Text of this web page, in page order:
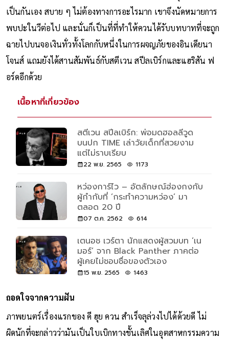
เป็นกันเอง สบาย ๆ ไม่ต้องทางการอะไรมาก เขาจึงนัดหมายการ
พบปะในวีต่อไป และนั่นก็เป็นที่ที่ทำให้ควนได้รับบทบาทที่จะถูก
ฉายไปบนจอเงินทั่วทั้งโลกกับหนึ่งในการผจญภัยของอินเดียนา
โจนส์ แถมยังได้สานสัมพันธ์กับสตีเวน สปีลเบิร์กและแฮริสัน ฟ
อร์ดอีกด้วย
เนื้อหาที่เกี่ยวข้อง
สตีเวน สปีลเบิร์ก: พ่อมดฮอลลีวูด
บนปก TIME เล่าวัยเด็กที่สวยงาม
แต่ไม่ราบเรียบ
22 พ.ย. 2565 1173
หว่องการ์ไว – อัตลักษณ์ฮ่องกงกับ
ผู้กำกับที่ ‘กระทำความหว่อง’ มา
ตลอด 20 ปี
07 ต.ค. 2562 614
เตนอช เวร์ตา นักแสดงผู้สวมบท ‘เน
มอร์’ จาก Black Panther ภาคต่อ
ผู้เคยไม่ชอบชื่อของตัวเอง
15 พ.ย. 2565 1463
ถอดใจจากความฝัน
ภาพยนตร์เรื่องแรกของ คี ฮุย ควน สำเร็จลุล่วงไปได้ด้วยดี ไม่
ผิดนักที่จะกล่าวว่ามันเป็นใบเบิกทางชั้นเลิศในอุตสาหกรรมความ